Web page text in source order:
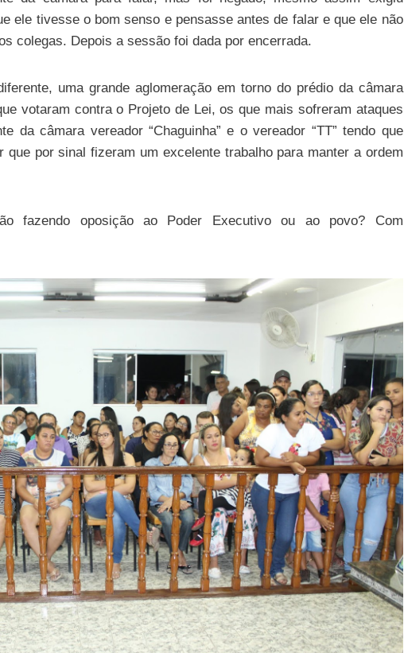
ele tivesse o bom senso e pensasse antes de falar e que ele não
colegas. Depois a sessão foi dada por encerrada.
uma grande aglomeração em torno do prédio da câmara
votaram contra o Projeto de Lei, os que mais sofreram ataques
da câmara vereador “Chaguinha” e o vereador “TT” tendo que
por sinal fizeram um excelente trabalho para manter a ordem
fazendo oposição ao Poder Executivo ou ao povo? Com